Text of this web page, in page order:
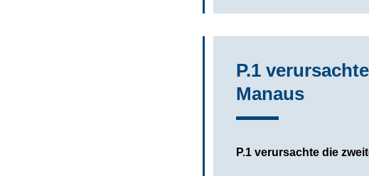
P.1
Manaus
P.1 verursachte die